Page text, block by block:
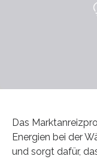
Das
Energien bei der
und sorgt dafür,